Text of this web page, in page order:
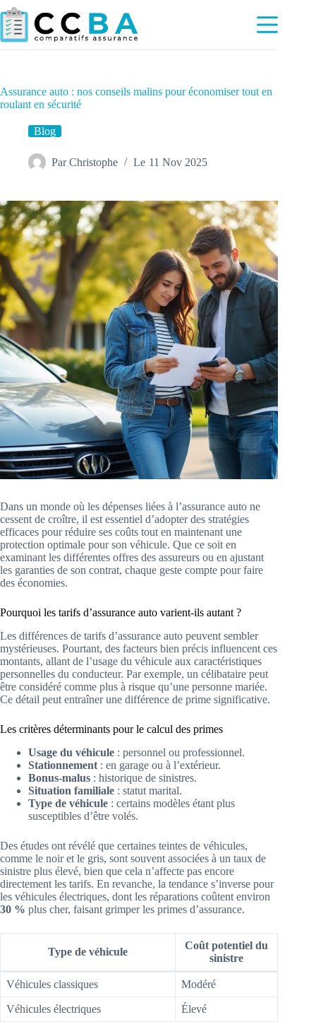
Passer
au
contenu
Assurance auto : nos conseils malins pour économiser tout en
roulant en sécurité
Blog
Par Christophe Le 11 Nov 2025
Dans un monde où les dépenses liées à l’assurance auto ne
cessent de croître, il est essentiel d’adopter des stratégies
efficaces pour réduire ses coûts tout en maintenant une
protection optimale pour son véhicule. Que ce soit en
examinant les différentes offres des assureurs ou en ajustant
les garanties de son contrat, chaque geste compte pour faire
des économies.
Pourquoi les tarifs d’assurance auto varient-ils autant ?
Les différences de tarifs d’assurance auto peuvent sembler
mystérieuses. Pourtant, des facteurs bien précis influencent ces
montants, allant de l’usage du véhicule aux caractéristiques
personnelles du conducteur. Par exemple, un célibataire peut
être considéré comme plus à risque qu’une personne mariée.
Ce détail peut entraîner une différence de prime significative.
Les critères déterminants pour le calcul des primes
Usage du véhicule : personnel ou professionnel.
Stationnement : en garage ou à l’extérieur.
Bonus-malus : historique de sinistres.
Situation familiale : statut marital.
Type de véhicule : certains modèles étant plus
susceptibles d’être volés.
Des études ont révélé que certaines teintes de véhicules,
comme le noir et le gris, sont souvent associées à un taux de
sinistre plus élevé, bien que cela n’affecte pas encore
directement les tarifs. En revanche, la tendance s’inverse pour
les véhicules électriques, dont les réparations coûtent environ
30 % plus cher, faisant grimper les primes d’assurance.
Type de véhicule
Coût potentiel du
sinistre
Véhicules classiques Modéré
Véhicules électriques Élevé